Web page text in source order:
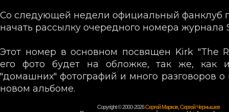
Со следующей недели официальный фанклуб
начать рассылку очередного номера журнала
Этот номер в основном посвящен Kirk "The
его фото будет на обложке, так же, как
"домашних" фотографий и много разговоров о
новом альбоме.
Copyright © 2000-2026Сергей Марков, Сергей Чернышев